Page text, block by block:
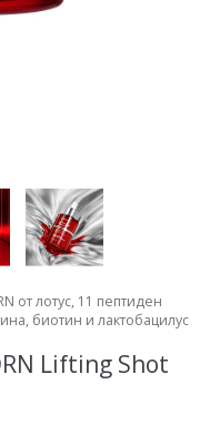
от лотус, 11 пептиден
биотин и лактобацилус
Lifting Shot